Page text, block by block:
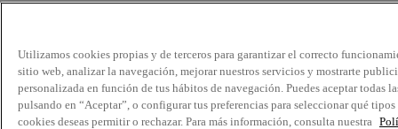
Utilizamos cookies propias y de terceros para garantizar el correcto
sitio web, analizar la navegación, mejorar nuestros servicios y mostrarte
personalizada en función de tus hábitos de navegación. Puedes aceptar todas
pulsando en “Aceptar”, o configurar tus preferencias para seleccionar qué tipos
cookies deseas permitir o rechazar. Para más información, consulta nuestra